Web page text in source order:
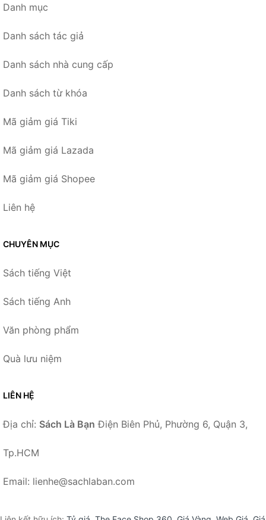
Danh mục
Danh sách tác giả
Danh sách nhà cung cấp
Danh sách từ khóa
Mã giảm giá Tiki
Mã giảm giá Lazada
Mã giảm giá Shopee
Liên hệ
CHUYÊN MỤC
Sách tiếng Việt
Sách tiếng Anh
Văn phòng phẩm
Quà lưu niệm
LIÊN HỆ
Địa chỉ: Sách Là Bạn Điện Biên Phủ, Phường 6, Quận 3,
Tp.HCM
Email: lienhe@sachlaban.com